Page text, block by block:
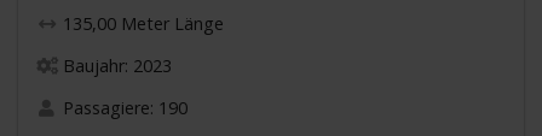
135,00 Meter Länge
Baujahr: 2023
Passagiere: 190